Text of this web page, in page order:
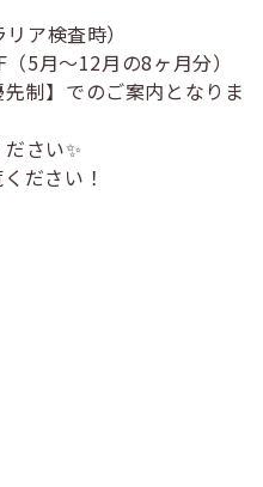
ア検査時）
5月〜12月の8ヶ月分）
制】でのご案内となりま
さい✨
ださい！